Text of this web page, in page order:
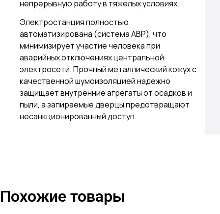
непрерывную работу в тяжелых условиях.
Электростанция полностью
автоматизирована (система АВР), что
минимизирует участие человека при
аварийных отключениях центральной
электросети. Прочный металлический кожух с
качественной шумоизоляцией надежно
защищает внутренние агрегаты от осадков и
пыли, а запираемые дверцы предотвращают
несанкционированный доступ.
Похожие товары